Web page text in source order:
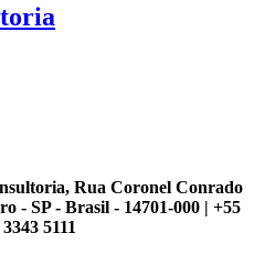
Rua Coronel Conrado
- SP - Brasil - 14701-000 | +55
5111